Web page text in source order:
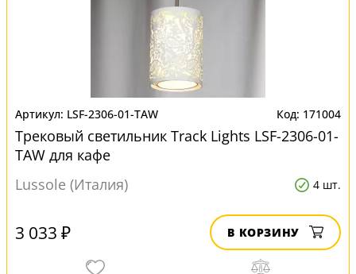
LSF-2306-01-TAW 171004
Трековый светильник Track Lights LSF-2306-01-
TAW для кафе
Lussole (Италия)
4 шт.
3 033 ₽ В КОРЗИНУ